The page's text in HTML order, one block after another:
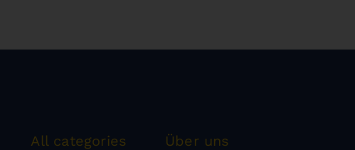
All categories Über uns